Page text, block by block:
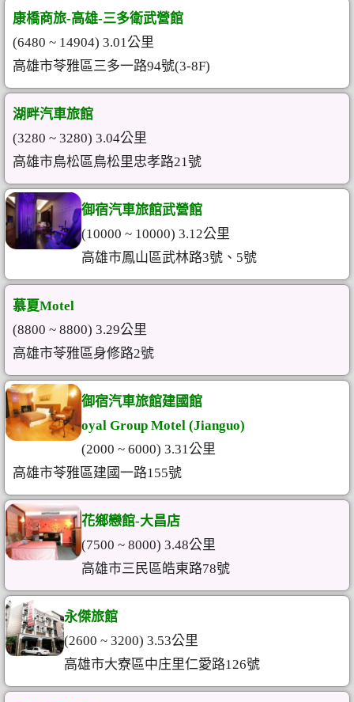
康橋商旅-高雄-三多衛武營館
(6480 ~ 14904) 3.01公里
高雄市苓雅區三多一路94號(3-8F)
湖畔汽車旅館
(3280 ~ 3280) 3.04公里
高雄市鳥松區鳥松里忠孝路21號
御宿汽車旅館武營館
(10000 ~ 10000) 3.12公里
高雄市鳳山區武林路3號、5號
慕夏Motel
(8800 ~ 8800) 3.29公里
高雄市苓雅區身修路2號
御宿汽車旅館建國館
oyal Group Motel (Jianguo)
(2000 ~ 6000) 3.31公里
高雄市苓雅區建國一路155號
花鄉戀館-大昌店
(7500 ~ 8000) 3.48公里
高雄市三民區皓東路78號
永傑旅館
(2600 ~ 3200) 3.53公里
高雄市大寮區中庄里仁愛路126號